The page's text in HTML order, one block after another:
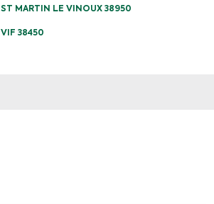
ST MARTIN LE VINOUX 38950
VIF 38450